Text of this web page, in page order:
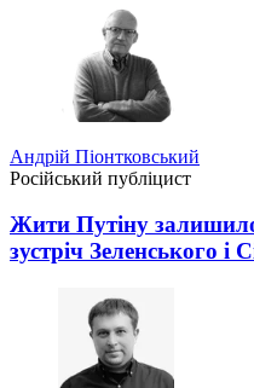
Андрій Піонтковський
Російський публіцист
Жити Путіну
зустріч Зеленського і